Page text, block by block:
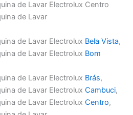
de Lavar Electrolux Centro
de Lavar
de Lavar Electrolux Bela Vista,
de Lavar Electrolux Bom
de Lavar Electrolux Brás,
de Lavar ElectroluxCambuci,
de Lavar ElectroluxCentro,